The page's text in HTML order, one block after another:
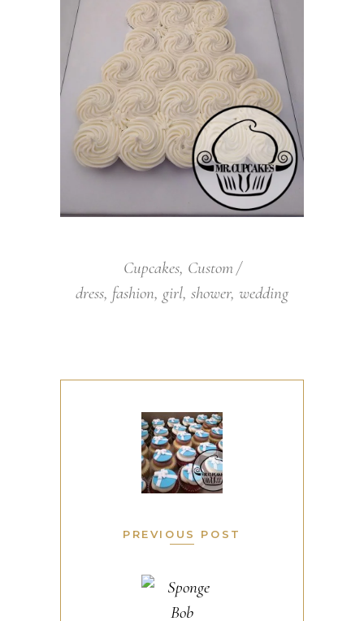
Cupcakes, Custom
dress, fashion, girl, shower, wedding
PREVIOUS POST